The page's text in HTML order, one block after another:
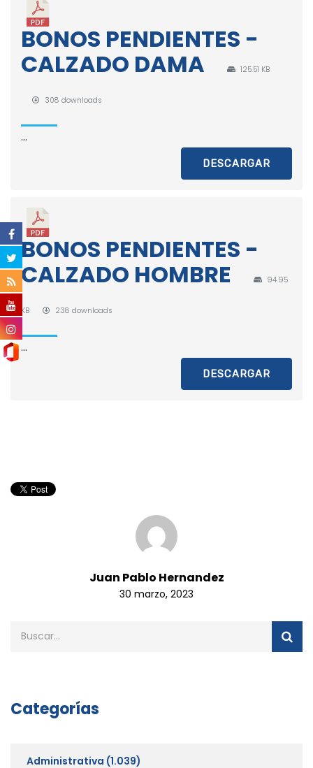
BONOS PENDIENTES -
CALZADO DAMA
125.51 KB
308 downloads
...
DESCARGAR
BONOS PENDIENTES -
CALZADO HOMBRE
94.95
KB 238 downloads
...
DESCARGAR
Juan Pablo Hernandez
30 marzo, 2023
Categorías
Administrativa (1.039)